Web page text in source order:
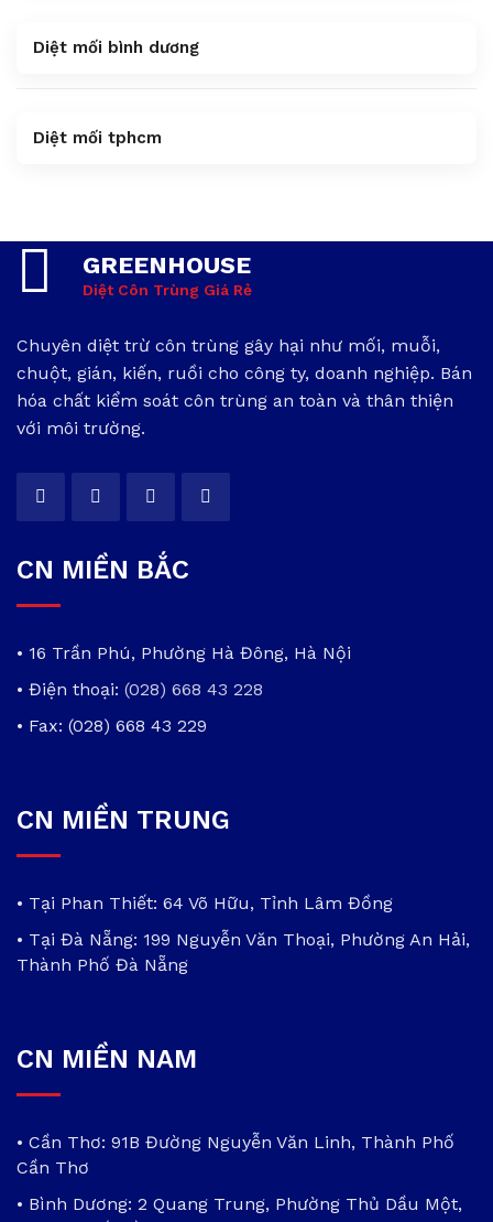
Diệt mối bình dương
Diệt mối tphcm
GREENHOUSE
Diệt Côn Trùng Giá Rẻ
Chuyên diệt trừ côn trùng gây hại như mối, muỗi,
chuột, gián, kiến, ruồi cho công ty, doanh nghiệp. Bán
hóa chất kiểm soát côn trùng an toàn và thân thiện
với môi trường.
CN MIỀN BẮC
• 16 Trần Phú, Phường Hà Đông, Hà Nội
• Điện thoại: (028) 668 43 228
• Fax: (028) 668 43 229
CN MIỀN TRUNG
• Tại Phan Thiết: 64 Võ Hữu, Tỉnh Lâm Đồng
• Tại Đà Nẵng: 199 Nguyễn Văn Thoại, Phường An Hải,
Thành Phố Đà Nẵng
CN MIỀN NAM
• Cần Thơ: 91B Đường Nguyễn Văn Linh, Thành Phố
Cần Thơ
• Bình Dương: 2 Quang Trung, Phường Thủ Dầu Một,